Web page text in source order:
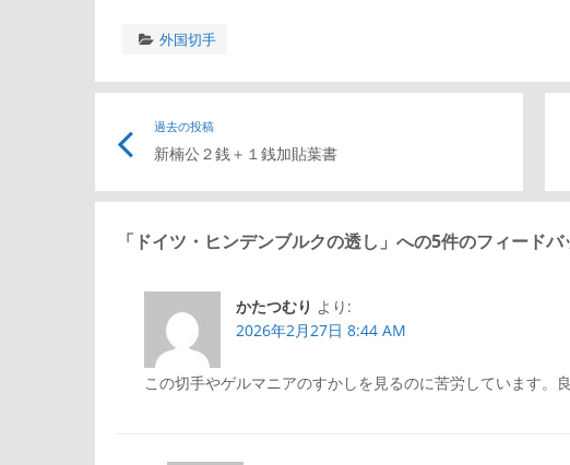
外国切手
稿
過去の投稿
新楠公２銭＋１銭加貼葉書
記
リ
「 ドイツ・ヒンデンブルクの透し 」への5件のフィードバ
かたつむり より:
2026年2月27日 8:44 AM
この切手やゲルマニアのすかしを見るのに苦労しています。